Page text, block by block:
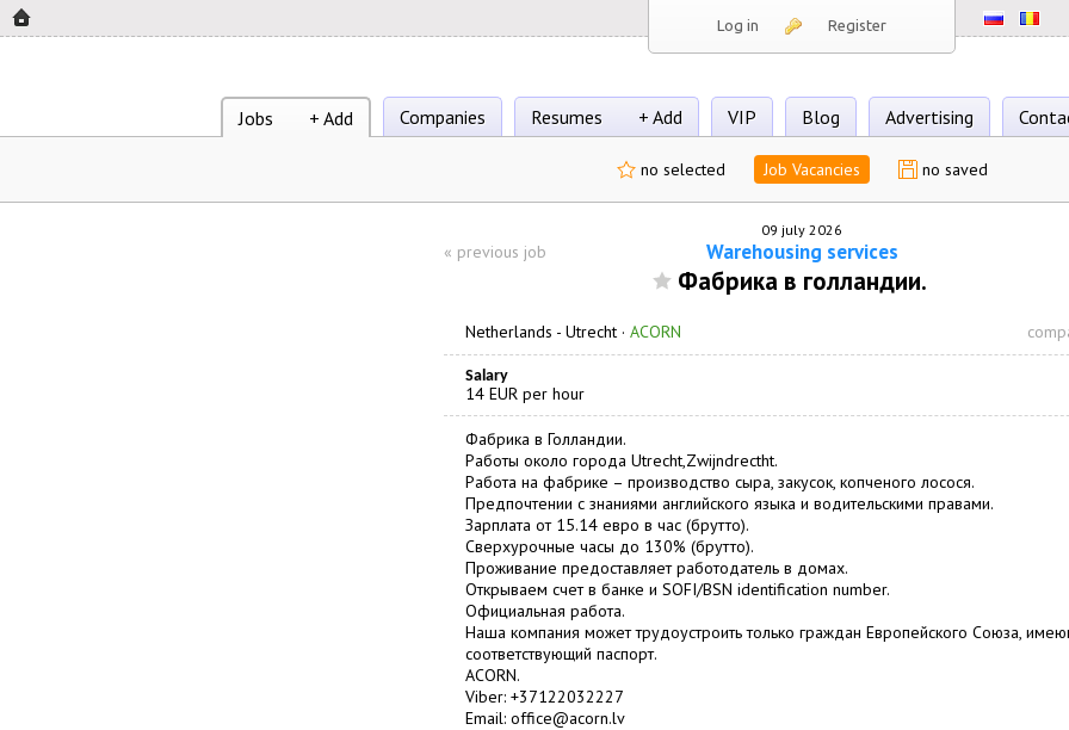
Log in Register
Jobs + Add Companies Resumes + Add VIP Blog Advertising
no selected Job Vacancies no saved
09 july 2026
« previous job Warehousing services
Фабрика в голландии.
Netherlands - Utrecht · ACORN
Salary
14 EUR per hour
Фабрика в Голландии.
Работы около города Utrecht,Zwijndrectht.
Работа на фабрике – производство сыра, закусок, копченого лосося.
Предпочтении с знаниями английского языка и водительскими правами.
Зарплата от 15.14 евро в час (брутто).
Сверхурочные часы до 130% (брутто).
Проживание предоставляет работодатель в домах.
Открываем счет в банке и SOFI/BSN identification number.
Официальная работа.
Наша компания может трудоустроить только граждан Европейского Союза,
соответствующий паспорт.
ACORN.
Viber: +37122032227
Email: office@acorn.lv